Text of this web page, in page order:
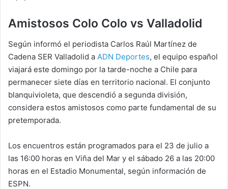
Amistosos Colo Colo vs Valladolid
Según informó el periodista Carlos Raúl Martínez de
Cadena SER Valladolid a ADN Deportes, el equipo español
viajará este domingo por la tarde-noche a Chile para
permanecer siete días en territorio nacional. El conjunto
blanquivioleta, que descendió a segunda división,
considera estos amistosos como parte fundamental de su
pretemporada.
Los encuentros están programados para el 23 de julio a
las 16:00 horas en Viña del Mar y el sábado 26 a las 20:00
horas en el Estadio Monumental, según información de
ESPN.